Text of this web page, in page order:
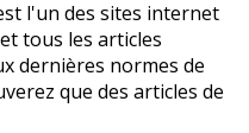
l'un des sites internet
tous les articles
dernières normes de
que des articles de